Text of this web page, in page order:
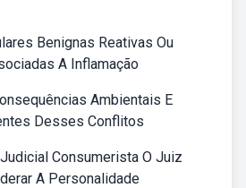
Benignas Reativas Ou
A Inflamação
Ambientais E
Desses Conflitos
Consumerista O Juiz
A Personalidade